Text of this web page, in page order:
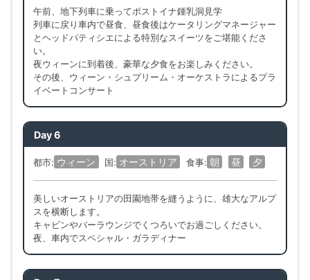
午前、地下列車に乗ってポストイナ鍾乳洞見学
列車に戻り車内で昼食、昼食後はケータリングマネージャー
とヘッドパティシエによる特別なスイーツをご堪能くださ
い。
夜ウィーンに到着後、豪華な夕食をお楽しみください。
その後、ウィーン・シュプリーム・オーケストラによるプラ
イベートコンサート
Day 6
都市: ウィーン 国: オーストリア 食事: 朝 昼 夕
美しいオーストリアの田園地帯を縫うように、雄大なアルプ
スを横断します。
キャビンやバーラウンジでくつろいでお過ごしください。
夜、車内でスペシャル・ガラディナー